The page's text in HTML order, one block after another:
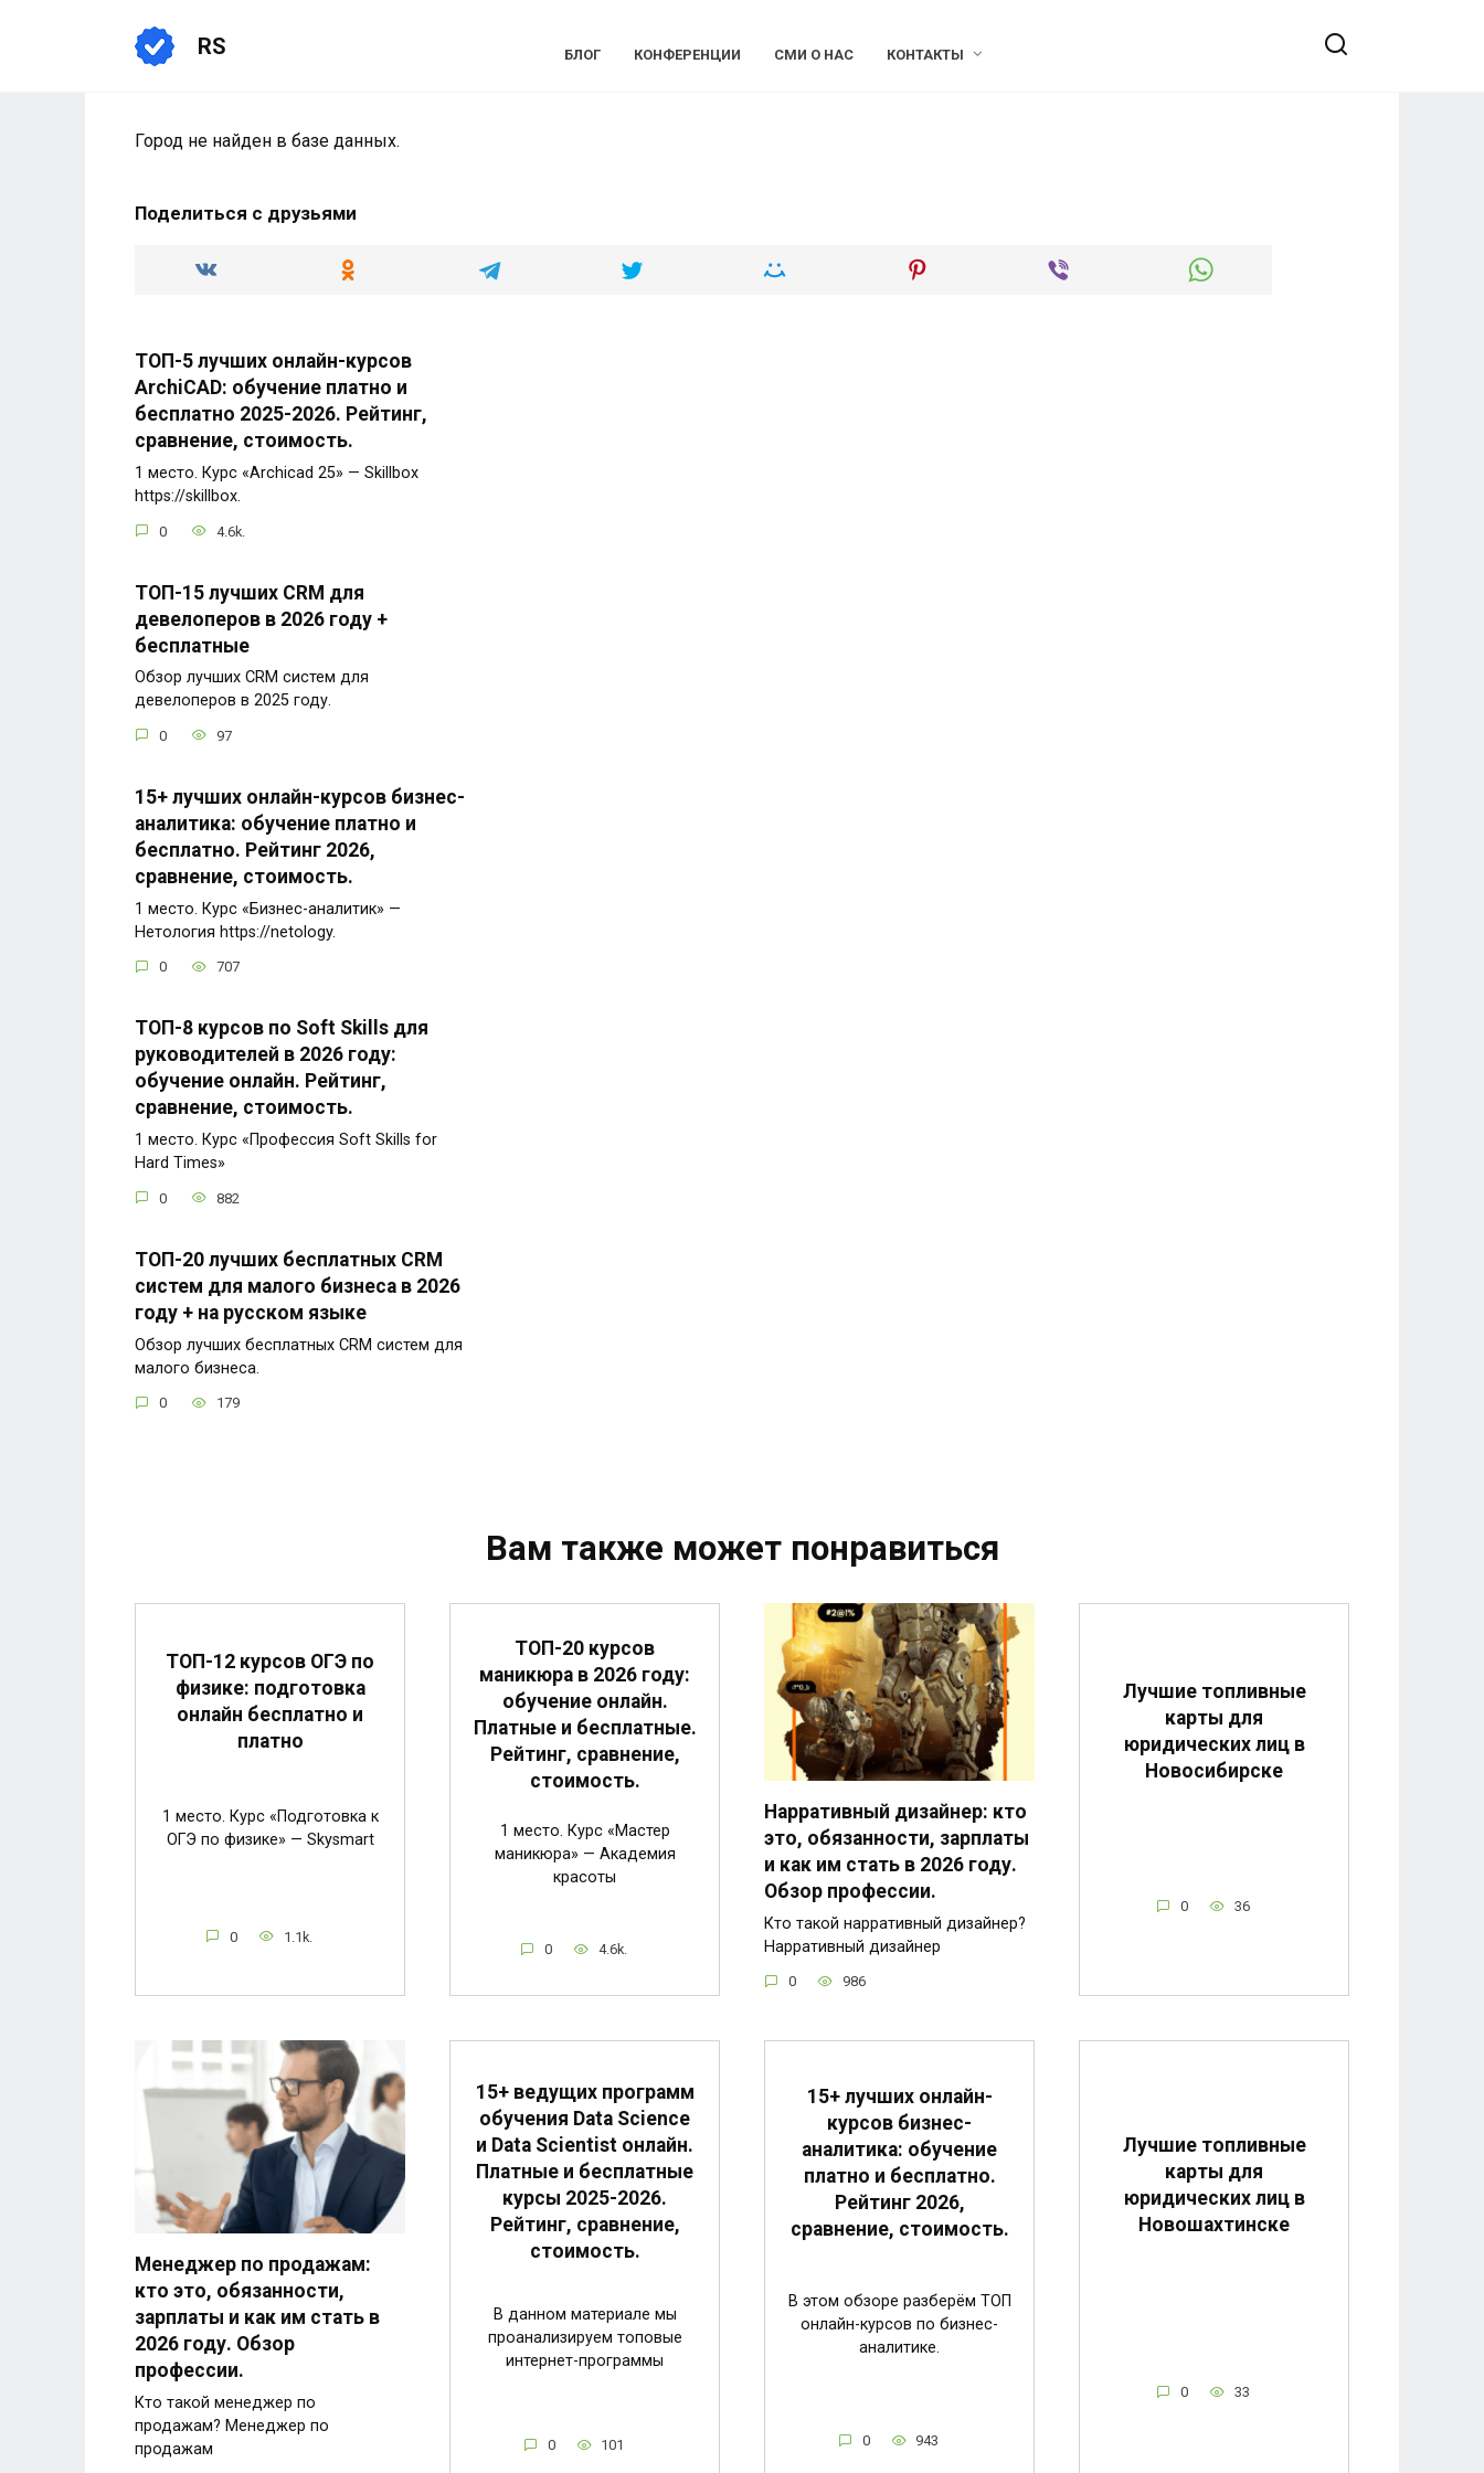
RS БЛОГ КОНФЕРЕНЦИИ СМИ О НАС КОНТАКТЫ
Город не найден в базе данных.
Поделиться с друзьями
ТОП-5 лучших онлайн-курсов
ArchiCAD: обучение платно и
бесплатно 2025-2026. Рейтинг,
сравнение, стоимость.
1 место. Курс «Archicad 25» — Skillbox
https://skillbox.
0 4.6k.
ТОП-15 лучших CRM для
девелоперов в 2026 году +
бесплатные
Обзор лучших CRM систем для
девелоперов в 2025 году.
0 97
15+ лучших онлайн-курсов бизнес-
аналитика: обучение платно и
бесплатно. Рейтинг 2026,
сравнение, стоимость.
1 место. Курс «Бизнес-аналитик» —
Нетология https://netology.
0 707
ТОП-8 курсов по Soft Skills для
руководителей в 2026 году:
обучение онлайн. Рейтинг,
сравнение, стоимость.
1 место. Курс «Профессия Soft Skills for
Hard Times»
0 882
ТОП-20 лучших бесплатных CRM
систем для малого бизнеса в 2026
году + на русском языке
Обзор лучших бесплатных CRM систем для
малого бизнеса.
0 179
Вам также может понравиться
ТОП-12 курсов ОГЭ по
физике: подготовка
онлайн бесплатно и
платно
1 место. Курс «Подготовка к
ОГЭ по физике» — Skysmart
0 1.1k.
ТОП-20 курсов
маникюра в 2026 году:
обучение онлайн.
Платные и бесплатные.
Рейтинг, сравнение,
стоимость.
1 место. Курс «Мастер
маникюра» — Академия
красоты
0 4.6k.
Нарративный дизайнер: кто
это, обязанности, зарплаты
и как им стать в 2026 году.
Обзор профессии.
Кто такой нарративный дизайнер?
Нарративный дизайнер
0 986
Лучшие топливные
карты для
юридических лиц в
Новосибирске
0 36
Менеджер по продажам:
кто это, обязанности,
зарплаты и как им стать в
2026 году. Обзор
профессии.
Кто такой менеджер по
продажам? Менеджер по
продажам
15+ ведущих программ
обучения Data Science
и Data Scientist онлайн.
Платные и бесплатные
курсы 2025-2026.
Рейтинг, сравнение,
стоимость.
В данном материале мы
проанализируем топовые
интернет-программы
0 101
15+ лучших онлайн-
курсов бизнес-
аналитика: обучение
платно и бесплатно.
Рейтинг 2026,
сравнение, стоимость.
В этом обзоре разберём ТОП
онлайн-курсов по бизнес-
аналитике.
0 943
Лучшие топливные
карты для
юридических лиц в
Новошахтинске
0 33